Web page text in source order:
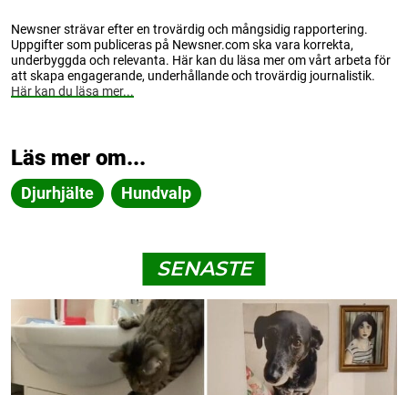
Newsner strävar efter en trovärdig och mångsidig rapportering.
Uppgifter som publiceras på Newsner.com ska vara korrekta,
underbyggda och relevanta. Här kan du läsa mer om vårt arbeta för
att skapa engagerande, underhållande och trovärdig journalistik.
Här kan du läsa mer...
Läs mer om...
Djurhjälte Hundvalp
SENASTE